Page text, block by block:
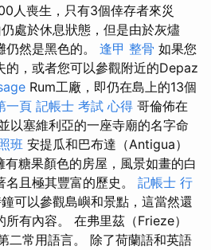
人喪生，只有3個倖存者來災
處於休息狀態，但是由於灰燼
然是黑色的。 逢甲 整骨 如果您
的，或者您可以參觀附近的Depaz
Rum工廠，即仍在島上的13個
一頁 記帳士 考試 心得 哥倫佈在
以塞維利亞的一座寺廟的名字命
班 安提瓜和巴布達（Antigua）
糖果顏色的房屋，風景如畫的白
且極其豐富的歷史。 記帳士 行
可以參觀島嶼和景點，這當然還
有內容。 在弗里茲（Frieze）
二常用語言。 除了荷蘭語和英語